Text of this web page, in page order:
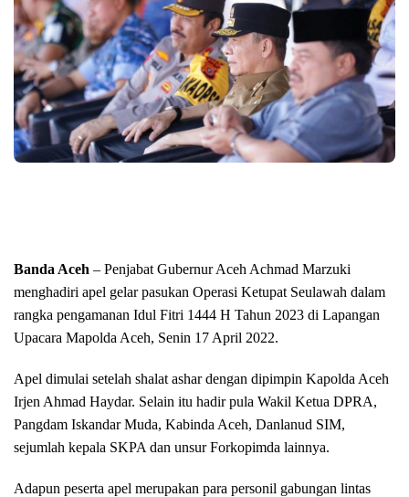
Banda Aceh – Penjabat Gubernur Aceh Achmad Marzuki
menghadiri apel gelar pasukan Operasi Ketupat Seulawah dalam
rangka pengamanan Idul Fitri 1444 H Tahun 2023 di Lapangan
Upacara Mapolda Aceh, Senin 17 April 2022.
Apel dimulai setelah shalat ashar dengan dipimpin Kapolda Aceh
Irjen Ahmad Haydar. Selain itu hadir pula Wakil Ketua DPRA,
Pangdam Iskandar Muda, Kabinda Aceh, Danlanud SIM,
sejumlah kepala SKPA dan unsur Forkopimda lainnya.
Adapun peserta apel merupakan para personil gabungan lintas